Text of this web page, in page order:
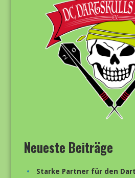
Neueste Beiträge
Starke Partner für den